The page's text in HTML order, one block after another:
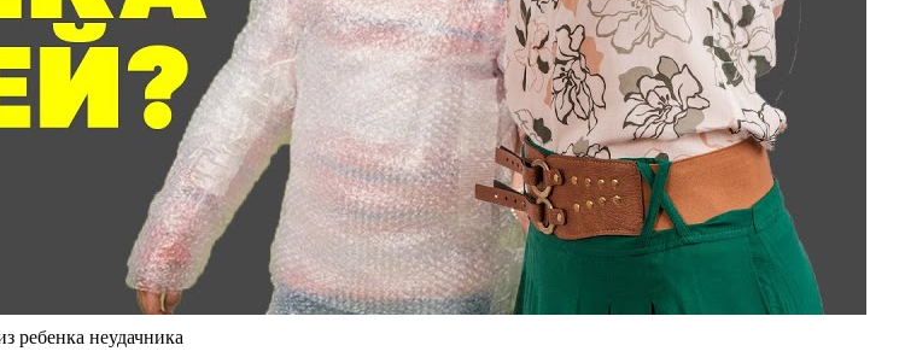
ребенка неудачника